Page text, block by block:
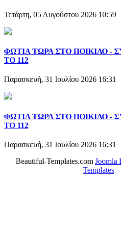
Τετάρτη, 05 Αυγούστου 2026 10:59
ΦΩΤΙΑ ΤΩΡΑ ΣΤΟ ΠΟΙΚΙΛΟ -
ΤΟ 112
Παρασκευή, 31 Ιουλίου 2026 16:31
ΦΩΤΙΑ ΤΩΡΑ ΣΤΟ ΠΟΙΚΙΛΟ -
ΤΟ 112
Παρασκευή, 31 Ιουλίου 2026 16:31
Beautiful-Templates.comJoomla
Templates